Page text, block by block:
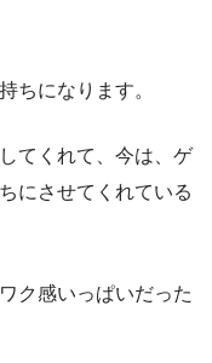
ちになります。
てくれて、今は、ゲ
にさせてくれている
ク感いっぱいだった